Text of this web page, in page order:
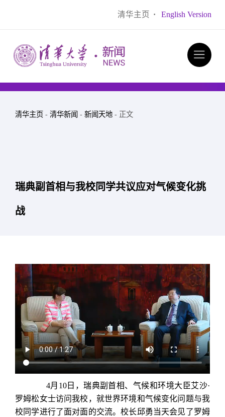
清华主页 · English Version
清华主页 - 清华新闻 - 新闻天地 - 正文
瑞典副首相与我校同学共议应对气候变化挑
战
4月10日，瑞典副首相、气候和环境大臣艾沙·
罗姆松女士访问我校，就世界环境和气候变化问题与我
校同学进行了面对面的交流。校长邱勇当天会见了罗姆